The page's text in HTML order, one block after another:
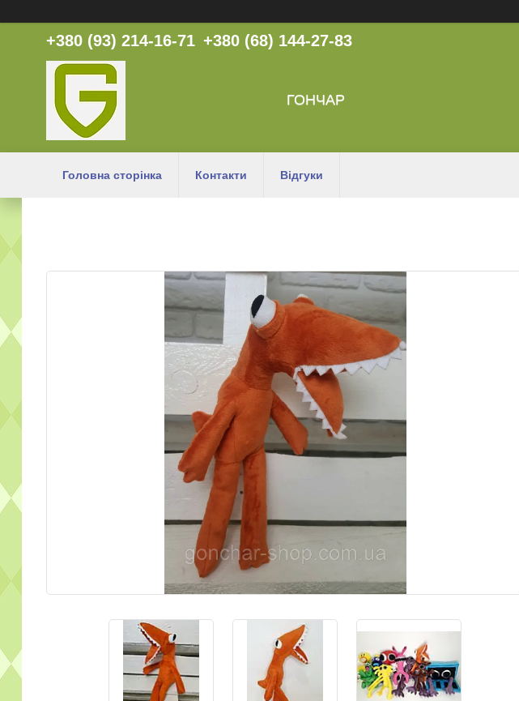
+380 (93) 214-16-71 +380 (68) 144-27-83
ГОНЧАР
Головна сторінка Контакти Відгуки